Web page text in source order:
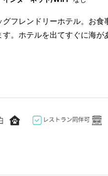
フレンドリーホテル。お
。ホテルを出てすぐに海